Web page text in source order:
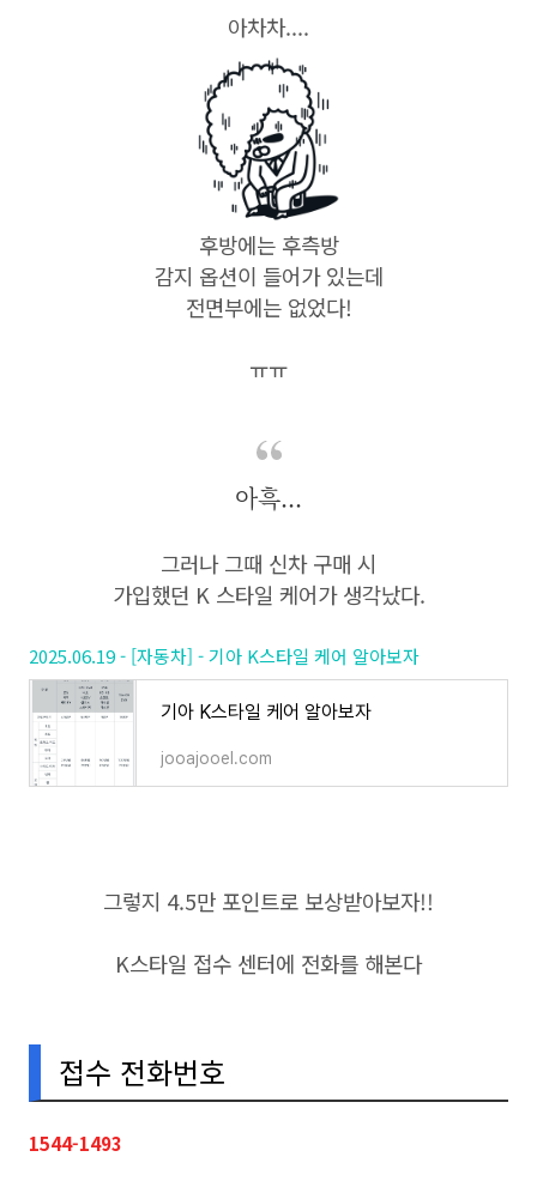
아차차....
후방에는 후측방
감지 옵션이 들어가 있는데
전면부에는 없었다!
ㅠㅠ
아흑...
그러나 그때 신차 구매 시
가입했던 K 스타일 케어가 생각났다.
2025.06.19 - [자동차] - 기아 K스타일 케어 알아보자
기아 K스타일 케어 알아보자
jooajooel.com
그렇지 4.5만 포인트로 보상받아보자!!
K스타일 접수 센터에 전화를 해본다
접수 전화번호
1544-1493